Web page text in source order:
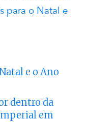
para o Natal e
e o Ano
dentro da
em